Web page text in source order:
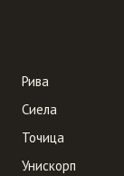
Рива
Сиела
Точица
Унискорп